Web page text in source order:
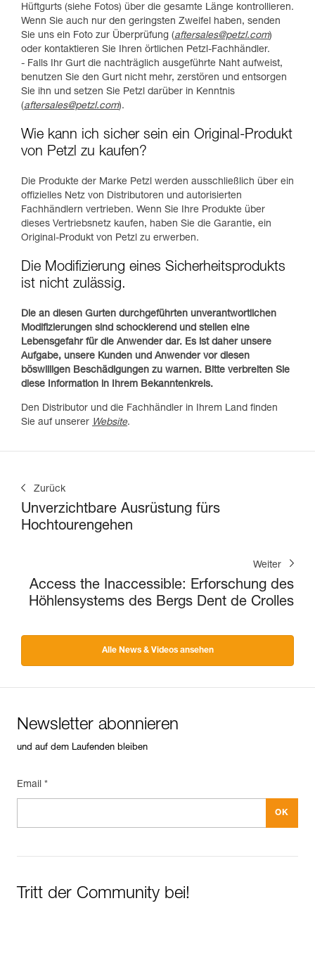
Hüftgurts (siehe Fotos) über die gesamte Länge kontrollieren.
Wenn Sie auch nur den geringsten Zweifel haben, senden
Sie uns ein Foto zur Überprüfung (aftersales@petzl.com)
oder kontaktieren Sie Ihren örtlichen Petzl-Fachhändler.
- Falls Ihr Gurt die nachträglich ausgeführte Naht aufweist,
benutzen Sie den Gurt nicht mehr, zerstören und entsorgen
Sie ihn und setzen Sie Petzl darüber in Kenntnis
(aftersales@petzl.com).
Wie kann ich sicher sein ein Original-Produkt
von Petzl zu kaufen?
Die Produkte der Marke Petzl werden ausschließlich über ein
offizielles Netz von Distributoren und autorisierten
Fachhändlern vertrieben. Wenn Sie Ihre Produkte über
dieses Vertriebsnetz kaufen, haben Sie die Garantie, ein
Original-Produkt von Petzl zu erwerben.
Die Modifizierung eines Sicherheitsprodukts
ist nicht zulässig.
Die an diesen Gurten durchgeführten unverantwortlichen
Modifizierungen sind schockierend und stellen eine
Lebensgefahr für die Anwender dar. Es ist daher unsere
Aufgabe, unsere Kunden und Anwender vor diesen
böswilligen Beschädigungen zu warnen. Bitte verbreiten Sie
diese Information in Ihrem Bekanntenkreis.
Den Distributor und die Fachhändler in Ihrem Land finden
Sie auf unserer Website.
Zurück
Unverzichtbare Ausrüstung fürs
Hochtourengehen
Weiter
Access the Inaccessible: Erforschung des
Höhlensystems des Bergs Dent de Crolles
Alle News & Videos ansehen
Newsletter abonnieren
und auf dem Laufenden bleiben
Email *
Tritt der Community bei!